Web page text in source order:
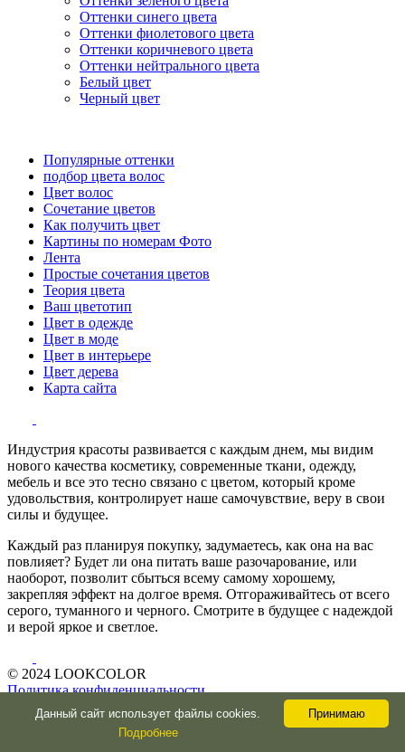
Оттенки синего цвета
Оттенки фиолетового цвета
Оттенки коричневого цвета
Оттенки нейтрального цвета
Белый цвет
Черный цвет
Популярные оттенки
подбор цвета волос
Цвет волос
Сочетание цветов
Как получить цвет
Картины по номерам Фото
Лента
Простые сочетания цветов
Теория цвета
Ваш цветотип
Цвет в одежде
Цвет в моде
Цвет в интерьере
Цвет дерева
Карта сайта
Индустрия красоты развивается с каждым днем, мы видим
нового качества косметику, современные ткани, одежду,
мебель и все это тесно связано с цветом, который кроме
удовольствия, контролирует наше самочувствие, веру в свои
силы и будущее.
Каждый раз планируя покупку, задумаетесь, как она на вас
повлияет? Будет ли она питать ваше разочарование, или
наоборот, позволит сбыться всему самому хорошему,
закрепляя эффект на долгое время. Отгораживайтесь от всего
серого, туманного и черного. Смотрите в будущее с надеждой
и верой яркое и светлое.
© 2024 LOOKCOLOR
Политика конфиденциальности
О сайте и авторе
Принимаю
Данный сайт использует файлы cookies.
Подробнее